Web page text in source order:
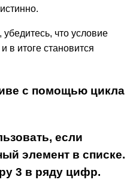
что условие
в итоге становится
с помощью цикла
если
элемент в списке.
3 в ряду цифр.